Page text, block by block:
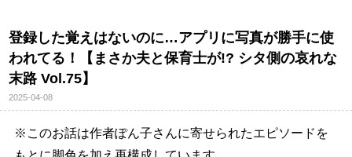
登録した覚えはないのに…アプリに写真が勝手に使
われてる！【まさか夫と保育士が!? シタ側の哀れな
末路 Vol.75】
2025-04-08
※このお話は作者ぽん子さんに寄せられたエピソードを